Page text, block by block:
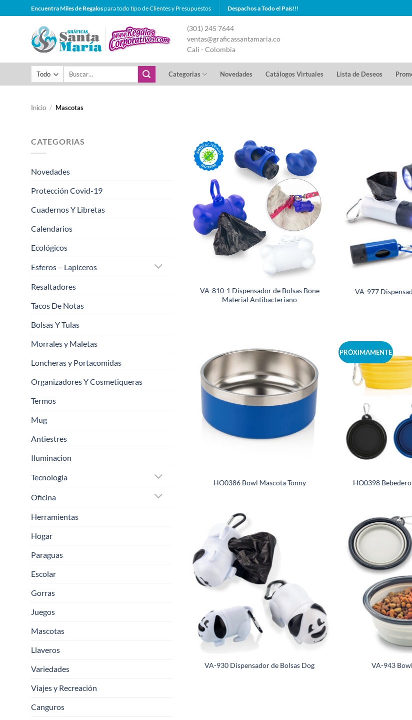
al
contenido
Encuentra Miles de Regalospara todo tipo de Clientes y Presupuestos Despachos a Todo el País!!!
(301) 245 7644
ventas@graficassantamaria.co
Cali - Colombia
Buscar
Categorias Novedades Catálogos Virtuales Lista de Deseos
Inicio / Mascotas
CATEGORIAS
Novedades
Protección Covid-19
Cuadernos Y Libretas
Calendarios
Ecológicos
Esferos – Lapiceros
Resaltadores
Tacos De Notas
Bolsas Y Tulas
Morrales y Maletas
Loncheras y Portacomidas
Organizadores Y Cosmetiqueras
Termos
Mug
Antiestres
Iluminacion
Tecnología
Oficina
Herramientas
Hogar
Paraguas
Escolar
Gorras
Juegos
Mascotas
Llaveros
Variedades
Viajes y Recreación
Canguros
VA-810-1 Dispensador de Bolsas Bone
Material Antibacteriano
VA-977
HO0386 Bowl Mascota Tonny
PRÓXIMAMENTE
HO0398
VA-930 Dispensador de Bolsas Dog VA-943